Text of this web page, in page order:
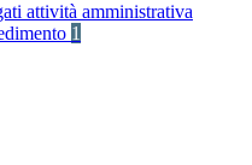
attività amministrativa
1